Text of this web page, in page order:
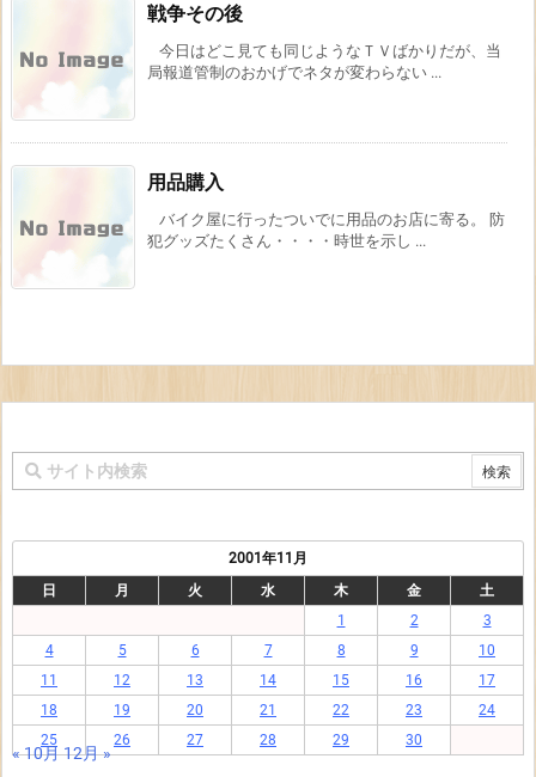
戦争その後
今日はどこ見ても同じようなＴＶばかりだが、当
局報道管制のおかげでネタが変わらない ...
用品購入
バイク屋に行ったついでに用品のお店に寄る。 防
犯グッズたくさん・・・・時世を示し ...
2001年11月
日
月 火 水 木 金
土
1
2
3
4
5 6 7 8 9
10
11
12 13 14 15 16
17
18
19 20 21 22 23
24
25
26 27 28 29 30
« 10月12月 »